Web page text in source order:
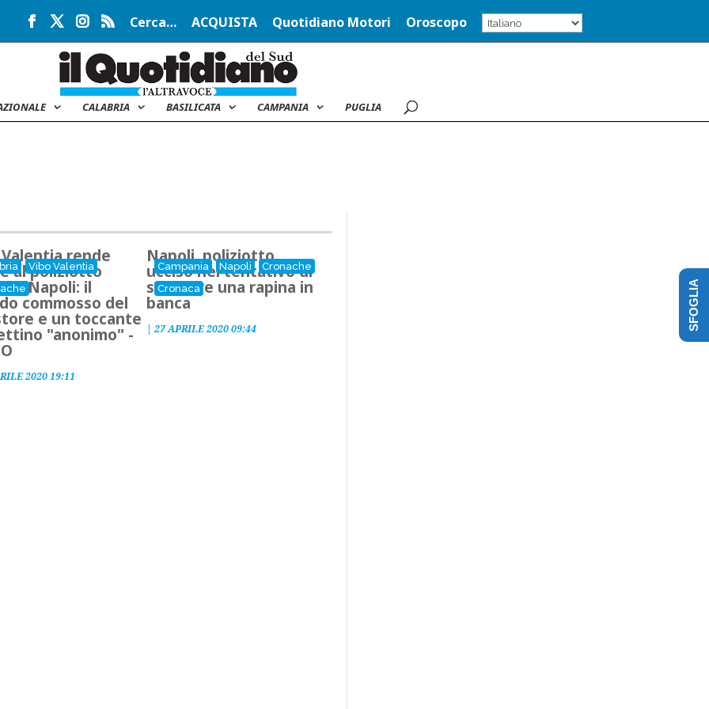
Cerca… ACQUISTA Quotidiano Motori Oroscopo
CALABRIA BASILICATA CAMPANIA PUGLIA
Vibo Valentia
rende
al poliziotto
a Napoli: il
commosso del
e un toccante
"anonimo" -
2020 19:11
Campania Napoli
Cronache
Cronaca
Napoli, poliziotto
ucciso nel tentativo di
sventare una rapina in
banca
|27 APRILE 2020 09:44 SFOGLIA